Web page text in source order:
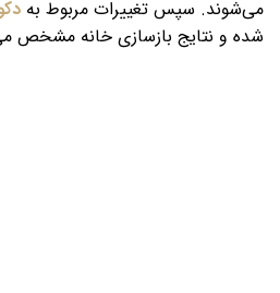
می‌شوند. سپس تغییرات مربوط به
شده و نتایج بازسازی خانه مشخص